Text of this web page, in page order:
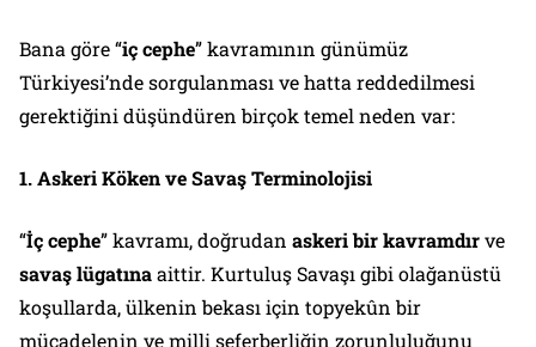
Bana göre “iç cephe” kavramının günümüz
Türkiyesi’nde sorgulanması ve hatta reddedilmesi
gerektiğini düşündüren birçok temel neden var:
1. Askeri Köken ve Savaş Terminolojisi
“İç cephe” kavramı, doğrudan askeri bir kavramdırve
savaş lügatınaaittir. Kurtuluş Savaşı gibi olağanüstü
koşullarda, ülkenin bekası için topyekûn bir
mücadelenin ve milli seferberliğin zorunluluğunu